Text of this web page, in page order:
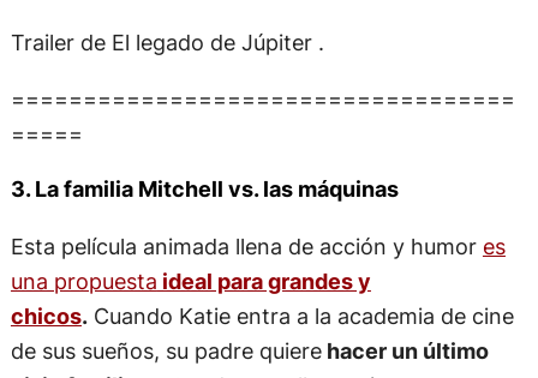
Trailer de El legado de Júpiter .
===================================
=====
3. La familia Mitchell vs. las máquinas
Esta película animada llena de acción y humor es
una propuesta ideal para grandes y
chicos.Cuando Katie entra a la academia de cine
de sus sueños, su padre quierehacer un último